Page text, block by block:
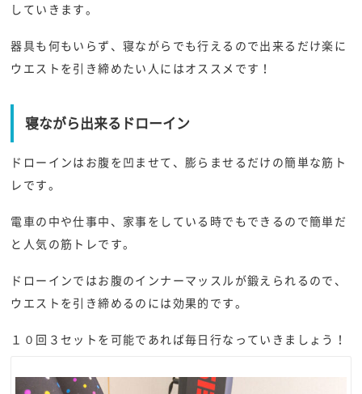
していきます。
器具も何もいらず、寝ながらでも行えるので出来るだけ楽に
ウエストを引き締めたい人にはオススメです！
寝ながら出来るドローイン
ドローインはお腹を凹ませて、膨らませるだけの簡単な筋ト
レです。
電車の中や仕事中、家事をしている時でもできるので簡単だ
と人気の筋トレです。
ドローインではお腹のインナーマッスルが鍛えられるので、
ウエストを引き締めるのには効果的です。
１０回３セットを可能であれば毎日行なっていきましょう！